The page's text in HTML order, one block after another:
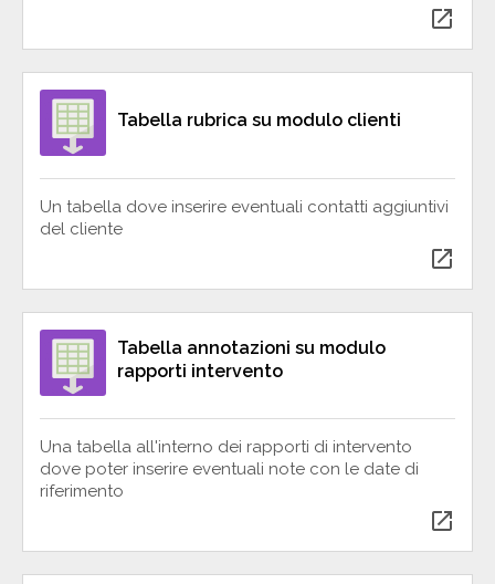
open_in_new
Tabella rubrica su modulo clienti
Un tabella dove inserire eventuali contatti aggiuntivi
del cliente
open_in_new
Tabella annotazioni su modulo
rapporti intervento
Una tabella all'interno dei rapporti di intervento
dove poter inserire eventuali note con le date di
riferimento
open_in_new